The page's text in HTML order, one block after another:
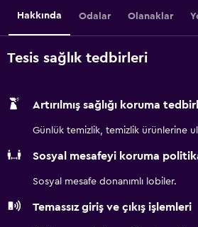
Hakkında Odalar Olanaklar
Tesis sağlık tedbirleri
Artırılmış sağlığı koruma
Günlük temizlik, temizlik ürünlerine
Sosyal mesafeyi koruma
Sosyal mesafe donanımlı lobiler.
Temassız giriş ve çıkış işlemleri